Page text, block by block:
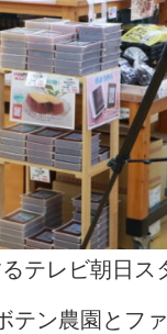
テレビ朝日ス
ン農園とフ